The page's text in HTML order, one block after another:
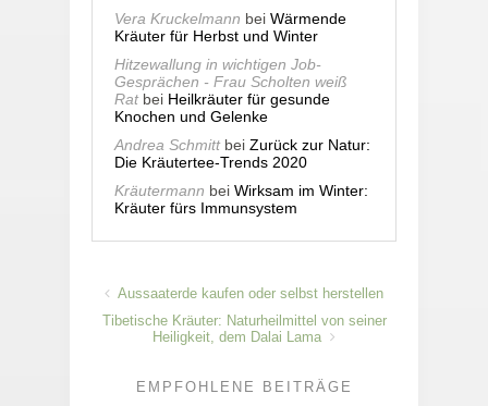
Vera Kruckelmann bei Wärmende
Kräuter für Herbst und Winter
Hitzewallung in wichtigen Job-
Gesprächen - Frau Scholten weiß
Ratbei Heilkräuter für gesunde
Knochen und Gelenke
Andrea Schmittbei Zurück zur Natur:
Die Kräutertee-Trends 2020
Kräutermann bei Wirksam im Winter:
Kräuter fürs Immunsystem
Aussaaterde kaufen oder selbst herstellen
Tibetische Kräuter: Naturheilmittel von seiner
Heiligkeit, dem Dalai Lama
EMPFOHLENE BEITRÄGE